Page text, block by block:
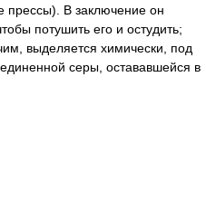
прессы). В заключение он
потушить его и остудить;
выделяется химически, под
серы, остававшейся в